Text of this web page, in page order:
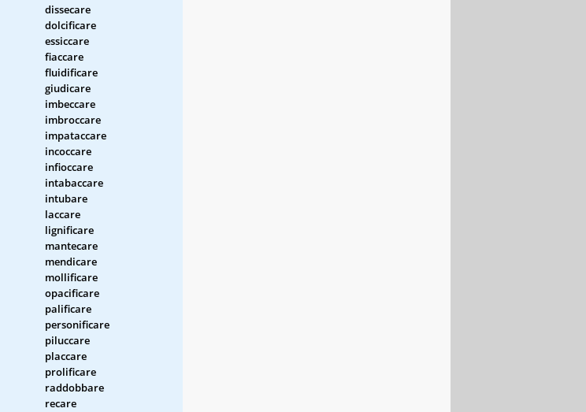
dissecare
dolcificare
essiccare
fiaccare
fluidificare
giudicare
imbeccare
imbroccare
impataccare
incoccare
infioccare
intabaccare
intubare
laccare
lignificare
mantecare
mendicare
mollificare
opacificare
palificare
personificare
piluccare
placcare
prolificare
raddobbare
recare